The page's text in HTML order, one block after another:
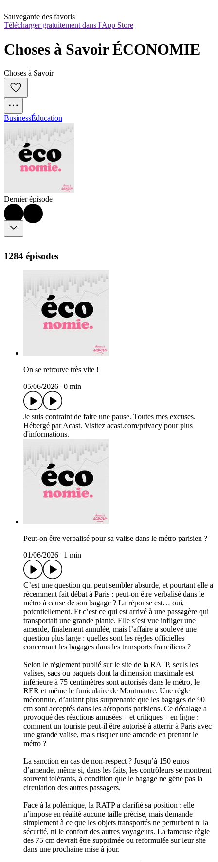
Sauvegarde des favoris
Télécharger gratuitement dans l'App Store
Choses à Savoir ÉCONOMIE
Choses à Savoir
BusinessÉducation
Dernier épisode
1284 épisodes
On se retrouve très vite !
05/06/2026
0 min
Je suis contraint de faire une pause. Toutes mes excuses.
Hébergé par Acast. Visitez acast.com/privacy pour plus
d'informations.
Peut-on être verbalisé pour sa valise dans le métro parisien ?
01/06/2026
1 min
C’est une question qui peut sembler absurde, et pourtant elle a
récemment fait débat à Paris : peut-on être verbalisé dans le
métro à cause de son bagage ? La réponse est… oui,
potentiellement. Et c’est ce qui est arrivé à une passagère qui
transportait une grande plante. Elle s’est vue infliger une
amende, finalement annulée, mais l’affaire a soulevé une
question plus large : quelles sont les règles officielles
concernant les bagages dans les transports franciliens ?
Selon le règlement publié sur le site de la RATP, seuls les
valises, sacs ou paquets dont la dimension maximale est
inférieure à 75 centimètres sont autorisés dans le métro, le
RER et même le funiculaire de Montmartre. Une règle
méconnue, d’autant plus surprenante que les bagages de 90
cm sont acceptés dans les aéroports parisiens. Ce décalage a
provoqué des réactions amusées – et critiques – en ligne :
comment un touriste peut-il être autorisé à atterrir à Paris avec
une grande valise, mais risquer une amende en prenant le
métro ?
La sanction en cas de non-respect ? Jusqu’à 150 euros
d’amende, même si, dans les faits, les contrôleurs se montrent
souvent tolérants, à condition que le bagage ne gêne pas la
circulation des autres passagers.
Face à la polémique, la RATP a clarifié sa position : elle
n’impose en réalité aucune taille précise, mais demande
simplement à ce que les objets transportés ne perturbent ni la
sécurité, ni le confort des autres voyageurs. La fameuse règle
des 75 cm devrait être supprimée ou reformulée sur leur site
dans une prochaine mise à jour.